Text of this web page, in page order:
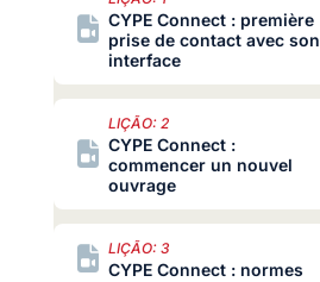
CYPE Connect : première
prise de contact avec son
interface
LIÇÃO: 2
CYPE Connect :
commencer un nouvel
ouvrage
LIÇÃO: 3
CYPE Connect : normes